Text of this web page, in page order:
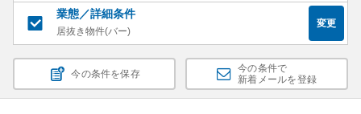
業態／詳細条件
居抜き物件(バー)
変更
今の条件を保存
今の条件で
新着メールを登録